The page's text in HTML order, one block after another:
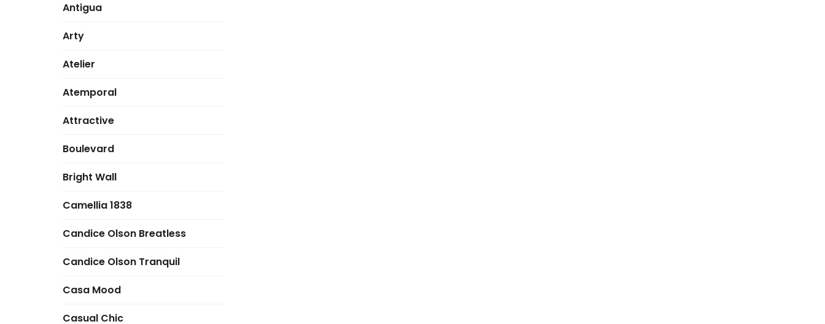
Antigua
Arty
Atelier
Atemporal
Attractive
Boulevard
Bright Wall
Camellia 1838
Candice Olson Breatless
Candice Olson Tranquil
Casa Mood
Casual Chic